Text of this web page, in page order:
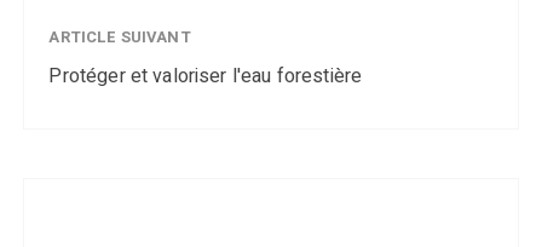
ARTICLE SUIVANT
Protéger et valoriser l'eau forestière